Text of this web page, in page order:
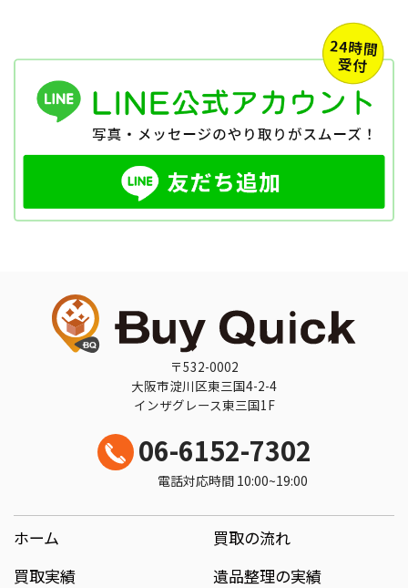
〒532-0002
大阪市淀川区東三国4-2-4
インザグレース東三国1F
06-6152-7302
電話対応時間 10:00~19:00
ホーム
買取の流れ
買取実績
遺品整理の実績